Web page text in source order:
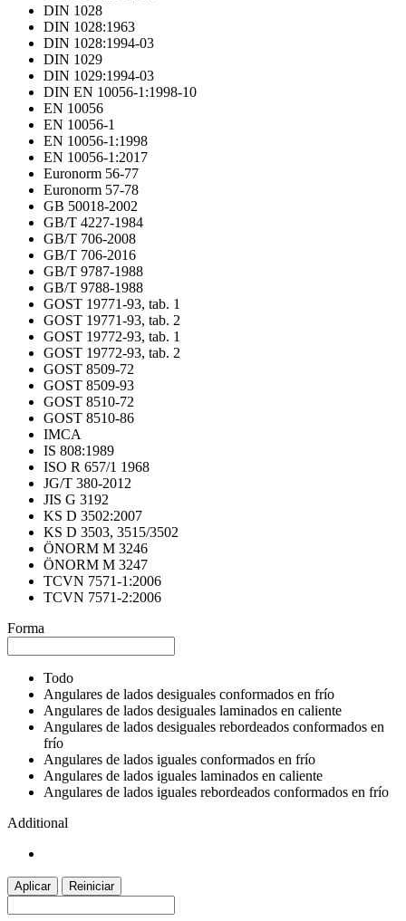
DIN 1028
DIN 1028:1963
DIN 1028:1994-03
DIN 1029
DIN 1029:1994-03
DIN EN 10056-1:1998-10
EN 10056
EN 10056-1
EN 10056-1:1998
EN 10056-1:2017
Euronorm 56-77
Euronorm 57-78
GB 50018-2002
GB/T 4227-1984
GB/T 706-2008
GB/T 706-2016
GB/T 9787-1988
GB/T 9788-1988
GOST 19771-93, tab. 1
GOST 19771-93, tab. 2
GOST 19772-93, tab. 1
GOST 19772-93, tab. 2
GOST 8509-72
GOST 8509-93
GOST 8510-72
GOST 8510-86
IMCA
IS 808:1989
ISO R 657/1 1968
JG/T 380-2012
JIS G 3192
KS D 3502:2007
KS D 3503, 3515/3502
ÖNORM M 3246
ÖNORM M 3247
TCVN 7571-1:2006
TCVN 7571-2:2006
Forma
Todo
Angulares de lados desiguales conformados en frío
Angulares de lados desiguales laminados en caliente
Angulares de lados desiguales rebordeados conformados en
frío
Angulares de lados iguales conformados en frío
Angulares de lados iguales laminados en caliente
Angulares de lados iguales rebordeados conformados en frío
Additional
Aplicar Reiniciar